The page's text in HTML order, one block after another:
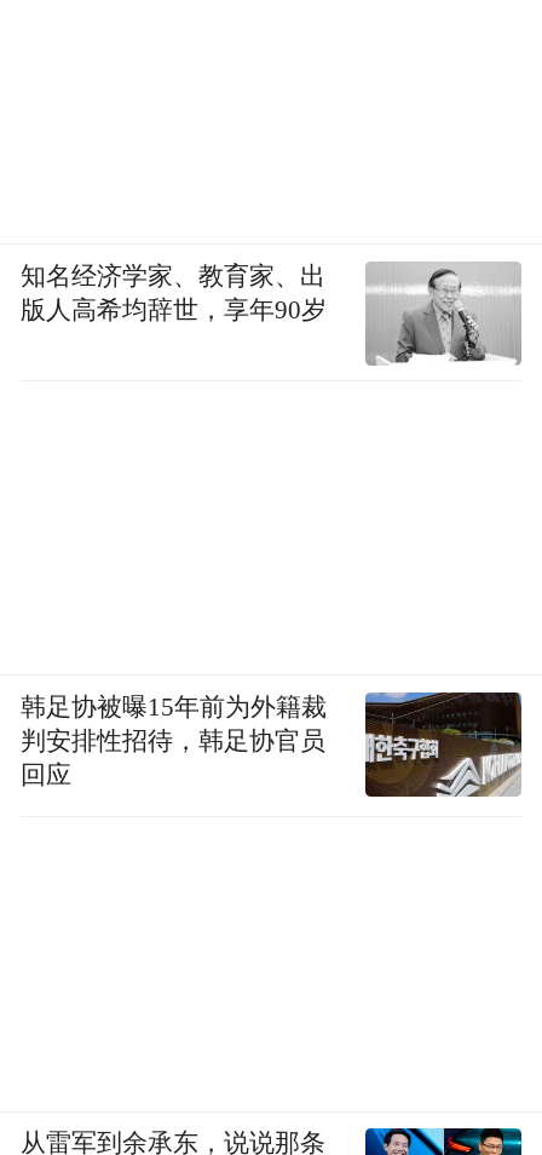
知名经济学家、教育家、出
版人高希均辞世，享年90岁
韩足协被曝15年前为外籍裁
判安排性招待，韩足协官员
回应
从雷军到余承东，说说那条